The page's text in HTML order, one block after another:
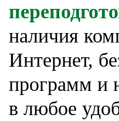
наличия
Интернет,
программ и
в любое